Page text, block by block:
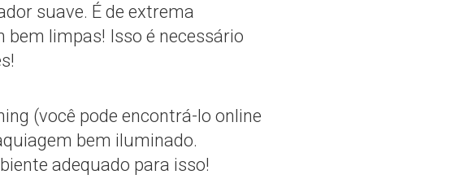
suave. É de extrema
limpas! Isso é necessário
(você pode encontrá-lo online
bem iluminado.
adequado para isso!